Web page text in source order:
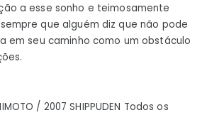
a esse sonho e teimosamente
que alguém diz que não pode
em seu caminho como um obstáculo
/ 2007 SHIPPUDEN Todos os